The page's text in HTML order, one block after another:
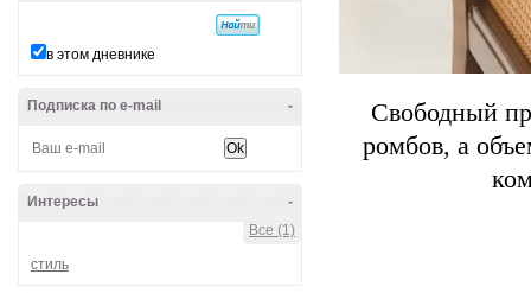
в этом дневнике
-
Подписка по e-mail
-
Интересы
Все (1)
стиль
Свободный
ромбов, а